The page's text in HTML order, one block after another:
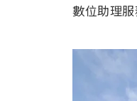
數位助理